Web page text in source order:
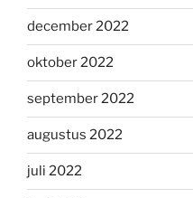
december 2022
oktober 2022
september 2022
augustus 2022
juli 2022